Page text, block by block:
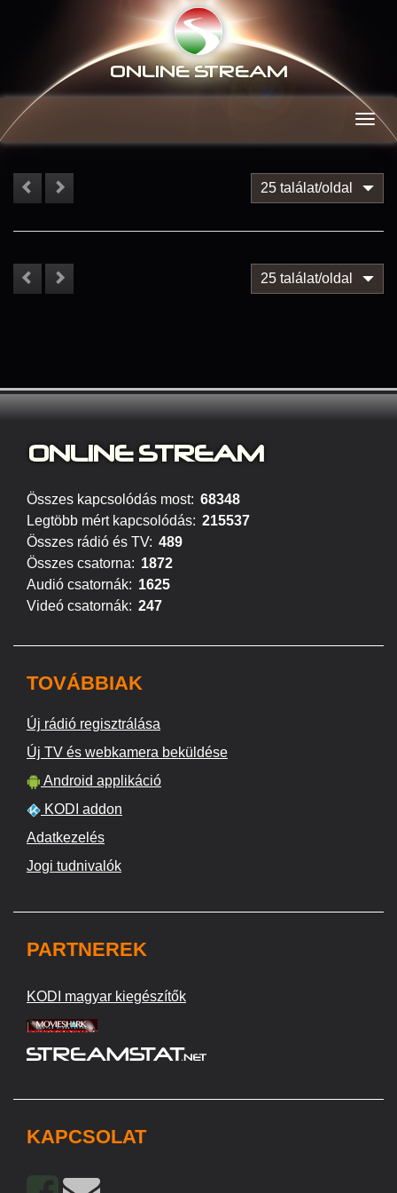
ONLINE STREAM
25 találat/oldal
25 találat/oldal
ONLINE STREAM
Összes kapcsolódás most: 68348
Legtöbb mért kapcsolódás: 215537
Összes rádió és TV: 489
Összes csatorna: 1872
Audió csatornák: 1625
Videó csatornák: 247
TOVÁBBIAK
Új rádió regisztrálása
Új TV és webkamera beküldése
Android applikáció
KODI addon
Adatkezelés
Jogi tudnivalók
PARTNEREK
KODI magyar kiegészítők
KAPCSOLAT